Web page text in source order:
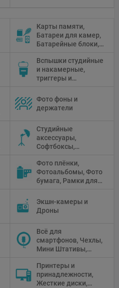
Карты памяти,
Батареи для камер,
Батарейные блоки,
Вспышки студийные
и накамерные,
триггеры и
Фото фоны и
держатели
Студийные
аксессуары,
Софтбоксы,
Рефлекторы,
Отражатели,
Предметные
Фото плёнки,
Фотоальбомы, Фото
бумага, Рамки для
камеры
Экшн-камеры и
Дроны
Всё для
смартфонов, Чехлы,
Мини Штативы,
Принтеры и
принадлежности,
Жесткие диски,